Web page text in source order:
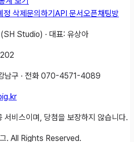
정 삭제 문의하기 API 문서오픈채팅방
Studio) · 대표: 유상아
남구 · 전화 070-4571-4089
서비스이며, 당첨을 보장하지 않습니다.
. All Rights Reserved.